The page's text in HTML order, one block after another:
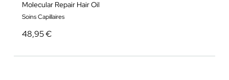
Molecular Repair Hair Oil
Soins Capillaires
48,95 €